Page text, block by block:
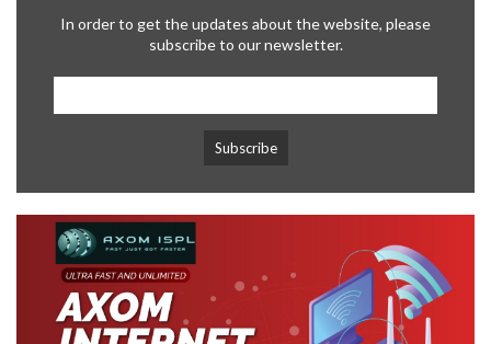
In order to get the updates about the website, please
subscribe to our newsletter.